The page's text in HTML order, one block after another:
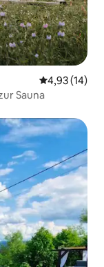
4,93 (14)
Sauna